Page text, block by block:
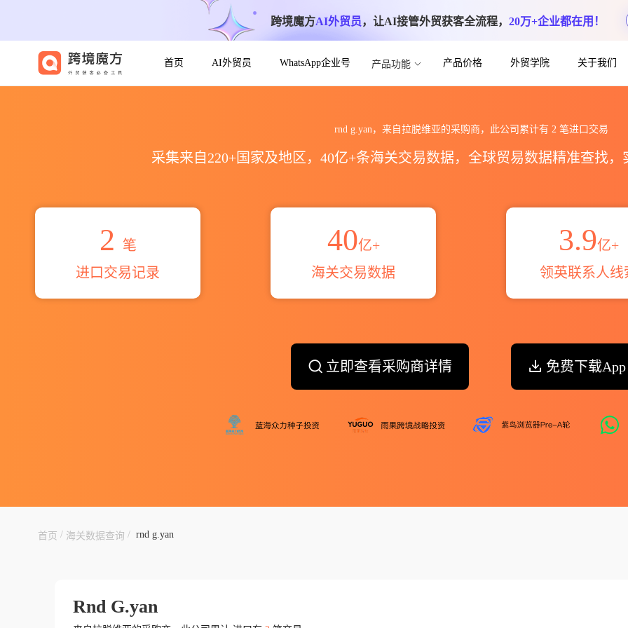
跨境魔方AI外贸员，让AI接管外贸获客全流程， 20万+企业都在用！
首页 AI外贸员 WhatsApp企业号 产品功能 产品价格 外贸学院 关于我们
rnd g.yan，来自拉脱维亚的采购商，此公司累计有 2笔进口交易
采集来自220+国家及地区，40亿+条海关交易数据，全球贸易数据精准查找
2
笔
进口交易记录
40亿+
海关交易数据
3.9亿+
领英联系人线
立即查看采购商详情 免费下载App
首页 / 海关数据查询 / rnd g.yan
Rnd G.yan